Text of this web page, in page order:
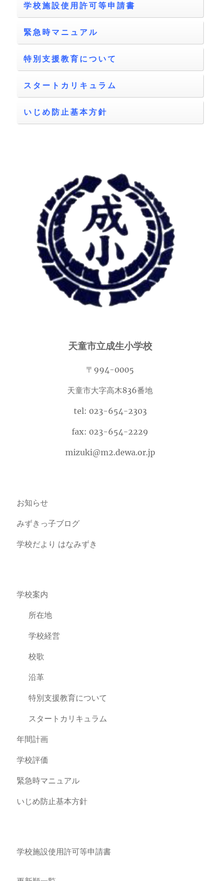
学校施設使用許可等申請書
緊急時マニュアル
特別支援教育について
スタートカリキュラム
いじめ防止基本方針
天童市立成生小学校
〒994-0005
天童市大字高木836番地
tel: 023-654-2303
fax: 023-654-2229
mizuki@m2.dewa.or.jp
お知らせ
みずきっ子ブログ
学校だより はなみずき
学校案内
所在地
学校経営
校歌
沿革
特別支援教育について
スタートカリキュラム
年間計画
学校評価
緊急時マニュアル
いじめ防止基本方針
学校施設使用許可等申請書